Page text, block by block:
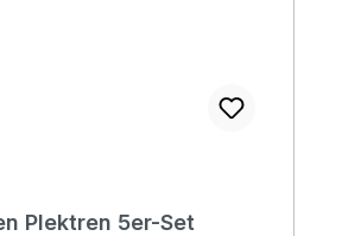
Plektren 5er-Set